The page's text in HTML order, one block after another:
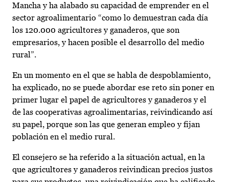
Mancha y ha alabado su capacidad de emprender en el
sector agroalimentario “como lo demuestran cada día
los 120.000 agricultores y ganaderos, que son
empresarios, y hacen posible el desarrollo del medio
rural”.
En un momento en el que se habla de despoblamiento,
ha explicado, no se puede abordar ese reto sin poner en
primer lugar el papel de agricultores y ganaderos y el
de las cooperativas agroalimentarias, reivindicando así
su papel, porque son las que generan empleo y fijan
población en el medio rural.
El consejero se ha referido a la situación actual, en la
que agricultores y ganaderos reivindican precios justos